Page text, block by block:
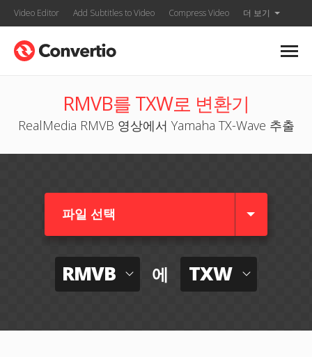
Video Editor Add Subtitles to Video Compress Video 더 보기
RMVB를 TXW로 변환기
RealMedia RMVB 영상에서 Yamaha TX-Wave 추출
파일 선택
RMVB 에 TXW